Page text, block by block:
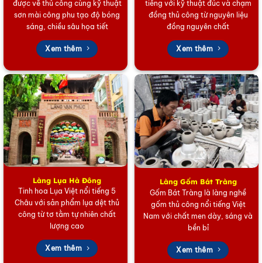
được vẽ thủ công cùng kỹ thuật
sơn mài công phu tạo độ bóng
sáng, chiều sâu họa tiết
Xem thêm
tiếng với kỹ thuật đúc và chạm
đồng thủ công từ nguyên liệu
đồng nguyên chất
Xem thêm
Làng Lụa Hà Đông
Tinh hoa Lụa Việt nổi tiếng 5
Châu với sản phẩm lụa dệt thủ
công từ tơ tằm tự nhiên chất
lượng cao
Xem thêm
Làng Gốm Bát Tràng
Gốm Bát Tràng là làng nghề
gốm thủ công nổi tiếng Việt
Nam với chất men dày, sáng và
bền bỉ
Xem thêm